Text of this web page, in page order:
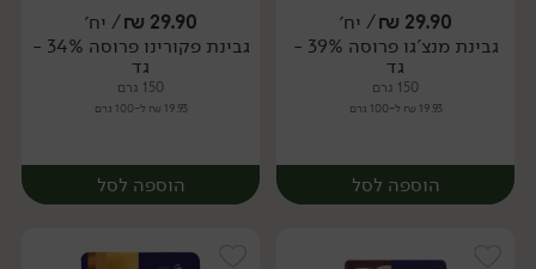
יח׳ יח׳
29.90
₪/ יח׳
גבינת מנצ'גו פרוסה 39% -
גד
150 גרם
19.93 ₪ ל-100 גרם
הוספה לסל
29.90
₪/ יח׳
גבינת פקורינו פרוסה 34% -
גד
150 גרם
19.93 ₪ ל-100 גרם
הוספה לסל